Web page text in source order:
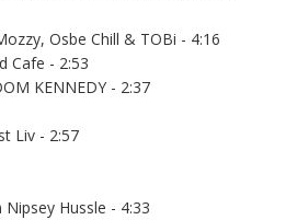
Osbe Chill & TOBi - 4:16
Cafe - 2:53
KENNEDY - 2:37
Liv - 2:57
Hussle - 4:33